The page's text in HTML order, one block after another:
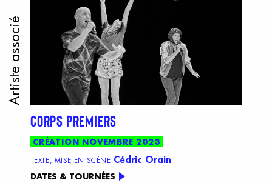
Artiste associé
CORPS PREMIERS
CRÉATION NOVEMBRE 2023
TEXTE, MISE EN SCÈNE Cédric Orain
DATES & TOURNÉES